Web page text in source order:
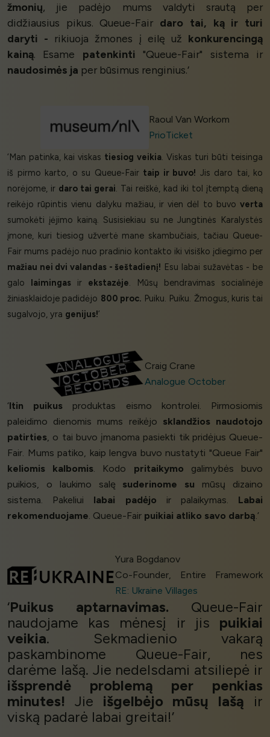
žmonių, jie padėjo mums valdyti srautą per
didžiausius pikus. Queue-Fair daro tai, ką ir turi
daryti - rikiuoja žmones į eilę už konkurencingą
kainą. Esame patenkinti "Queue-Fair" sistema ir
naudosimės ja per būsimus renginius.’
Raoul Van Workom
PrioTicket
‘Man patinka, kai viskas tiesiog veikia. Viskas turi būti teisinga
iš pirmo karto, o su Queue-Fair taip ir buvo! Jis daro tai, ko
norėjome, ir daro tai gerai. Tai reiškė, kad iki tol įtemptą dieną
reikėjo rūpintis vienu dalyku mažiau, ir vien dėl to buvo verta
sumokėti įėjimo kainą. Susisiekiau su ne Jungtinės Karalystės
įmone, kuri tiesiog užvertė mane skambučiais, tačiau Queue-
Fair mums padėjo nuo pradinio kontakto iki visiško įdiegimo per
mažiau nei dvi valandas - šeštadienį! Esu labai sužavėtas - be
galo laimingas ir ekstazėje. Mūsų bendravimas socialinėje
žiniasklaidoje padidėjo 800 proc. Puiku. Puiku. Žmogus, kuris tai
sugalvojo, yra genijus!’
Craig Crane
Analogue October
‘Itin puikus produktas eismo kontrolei. Pirmosiomis
paleidimo dienomis mums reikėjo sklandžios naudotojo
patirties, o tai buvo įmanoma pasiekti tik pridėjus Queue-
Fair. Mums patiko, kaip lengva buvo nustatyti "Queue Fair"
keliomis kalbomis. Kodo pritaikymo galimybės buvo
puikios, o laukimo salę suderinome su mūsų dizaino
sistema. Pakeliui labai padėjo ir palaikymas. Labai
rekomenduojame. Queue-Fair puikiai atliko savo darbą.’
Yura Bogdanov
Co-Founder, Entire Framework
RE: Ukraine Villages
‘Puikus aptarnavimas. Queue-Fair
naudojame kas mėnesį ir jis puikiai
veikia. Sekmadienio vakarą
paskambinome Queue-Fair, nes
darėme lašą. Jie nedelsdami atsiliepė ir
išsprendė problemą per penkias
minutes! Jie išgelbėjo mūsų lašą ir
viską padarė labai greitai!’